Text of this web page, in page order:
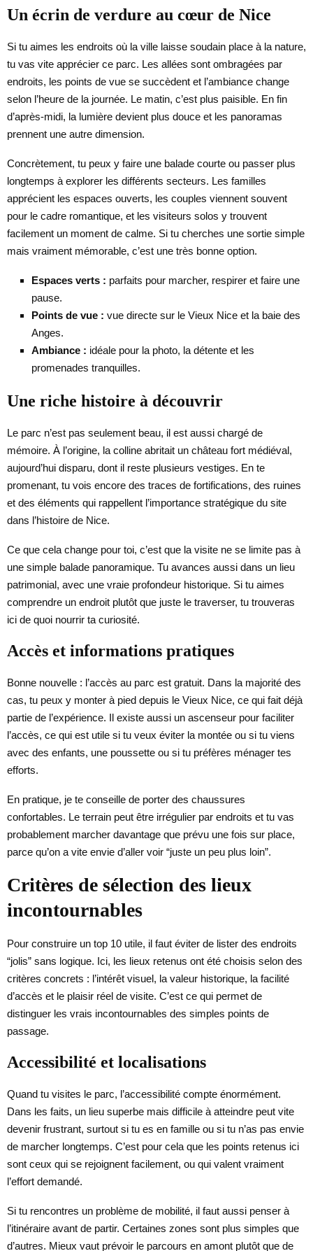
Un écrin de verdure au cœur de Nice
Si tu aimes les endroits où la ville laisse soudain place à la nature,
tu vas vite apprécier ce parc. Les allées sont ombragées par
endroits, les points de vue se succèdent et l’ambiance change
selon l’heure de la journée. Le matin, c’est plus paisible. En fin
d’après-midi, la lumière devient plus douce et les panoramas
prennent une autre dimension.
Concrètement, tu peux y faire une balade courte ou passer plus
longtemps à explorer les différents secteurs. Les familles
apprécient les espaces ouverts, les couples viennent souvent
pour le cadre romantique, et les visiteurs solos y trouvent
facilement un moment de calme. Si tu cherches une sortie simple
mais vraiment mémorable, c’est une très bonne option.
Espaces verts : parfaits pour marcher, respirer et faire une
pause.
Points de vue : vue directe sur le Vieux Nice et la baie des
Anges.
Ambiance : idéale pour la photo, la détente et les
promenades tranquilles.
Une riche histoire à découvrir
Le parc n’est pas seulement beau, il est aussi chargé de
mémoire. À l’origine, la colline abritait un château fort médiéval,
aujourd’hui disparu, dont il reste plusieurs vestiges. En te
promenant, tu vois encore des traces de fortifications, des ruines
et des éléments qui rappellent l’importance stratégique du site
dans l’histoire de Nice.
Ce que cela change pour toi, c’est que la visite ne se limite pas à
une simple balade panoramique. Tu avances aussi dans un lieu
patrimonial, avec une vraie profondeur historique. Si tu aimes
comprendre un endroit plutôt que juste le traverser, tu trouveras
ici de quoi nourrir ta curiosité.
Accès et informations pratiques
Bonne nouvelle : l’accès au parc est gratuit. Dans la majorité des
cas, tu peux y monter à pied depuis le Vieux Nice, ce qui fait déjà
partie de l’expérience. Il existe aussi un ascenseur pour faciliter
l’accès, ce qui est utile si tu veux éviter la montée ou si tu viens
avec des enfants, une poussette ou si tu préfères ménager tes
efforts.
En pratique, je te conseille de porter des chaussures
confortables. Le terrain peut être irrégulier par endroits et tu vas
probablement marcher davantage que prévu une fois sur place,
parce qu’on a vite envie d’aller voir “juste un peu plus loin”.
Critères de sélection des lieux
incontournables
Pour construire un top 10 utile, il faut éviter de lister des endroits
“jolis” sans logique. Ici, les lieux retenus ont été choisis selon des
critères concrets : l’intérêt visuel, la valeur historique, la facilité
d’accès et le plaisir réel de visite. C’est ce qui permet de
distinguer les vrais incontournables des simples points de
passage.
Accessibilité et localisations
Quand tu visites le parc, l’accessibilité compte énormément.
Dans les faits, un lieu superbe mais difficile à atteindre peut vite
devenir frustrant, surtout si tu es en famille ou si tu n’as pas envie
de marcher longtemps. C’est pour cela que les points retenus ici
sont ceux qui se rejoignent facilement, ou qui valent vraiment
l’effort demandé.
Si tu rencontres un problème de mobilité, il faut aussi penser à
l’itinéraire avant de partir. Certaines zones sont plus simples que
d’autres. Mieux vaut prévoir le parcours en amont plutôt que de